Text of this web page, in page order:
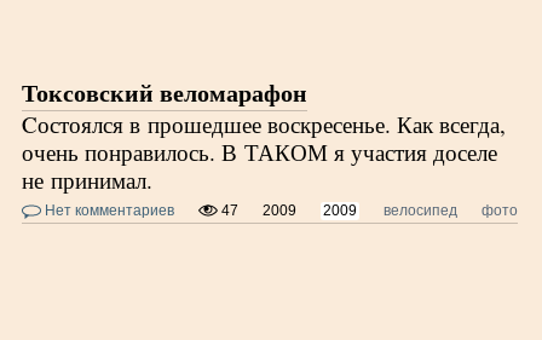
Токсовский веломарафон
Cостоялся в прошедшее воскресенье. Как всегда,
очень понравилось. В ТАКОМ я участия доселе
не принимал.
Нет комментариев 47 2009 2009 велосипед фото